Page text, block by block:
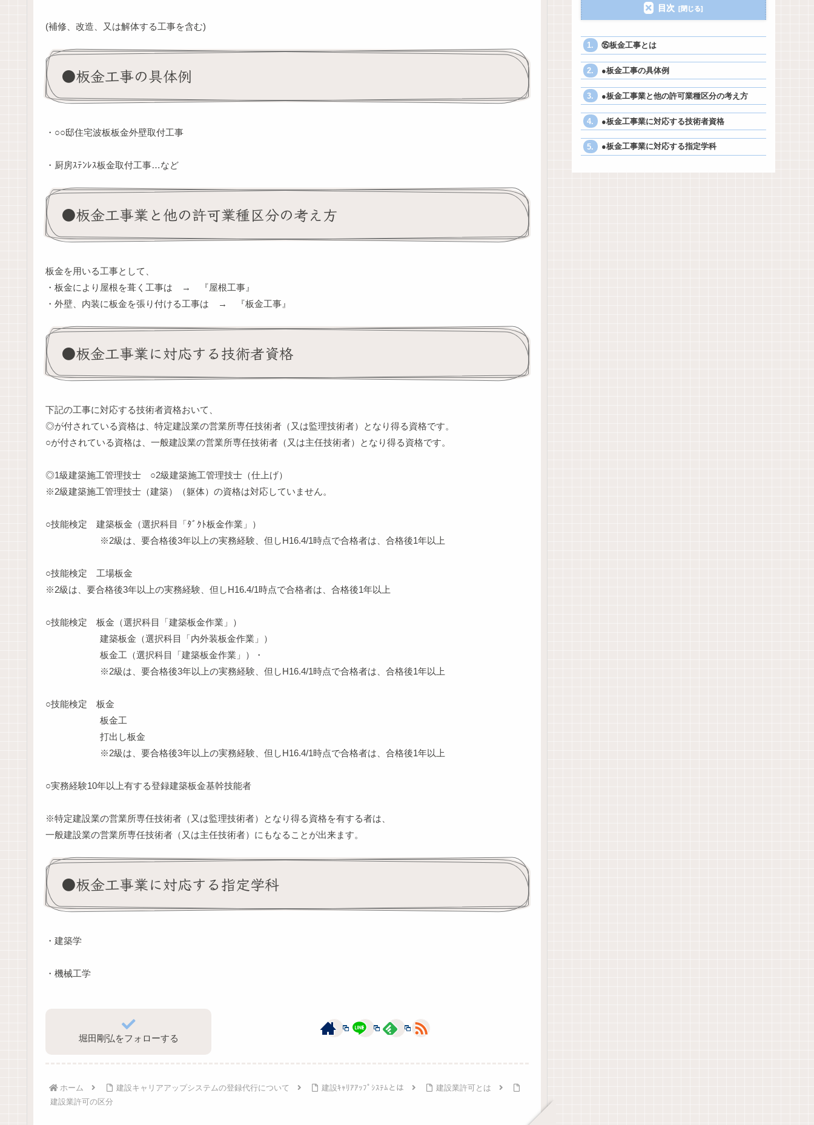
(補修、改造、又は解体する工事を含む)
●板金工事の具体例
・○○邸住宅波板板金外壁取付工事
・厨房ｽﾃﾝﾚｽ板金取付工事…など
●板金工事業と他の許可業種区分の考え方
板金を用いる工事として、
・板金により屋根を葺く工事は → 『屋根工事』
・外壁、内装に板金を張り付ける工事は → 『板金工事』
●板金工事業に対応する技術者資格
下記の工事に対応する技術者資格おいて、
◎が付されている資格は、特定建設業の営業所専任技術者（又は監理技術者）となり得る資格です。
○が付されている資格は、一般建設業の営業所専任技術者（又は主任技術者）となり得る資格です。
◎1級建築施工管理技士 ○2級建築施工管理技士（仕上げ）
※2級建築施工管理技士（建築）（躯体）の資格は対応していません。
○技能検定 建築板金（選択科目「ﾀﾞｸﾄ板金作業」）
※2級は、要合格後3年以上の実務経験、但しH16.4/1時点で合格者は、合格後1年以上
○技能検定 工場板金
※2級は、要合格後3年以上の実務経験、但しH16.4/1時点で合格者は、合格後1年以上
○技能検定 板金（選択科目「建築板金作業」）
建築板金（選択科目「内外装板金作業」）
板金工（選択科目「建築板金作業」）・
※2級は、要合格後3年以上の実務経験、但しH16.4/1時点で合格者は、合格後1年以上
○技能検定 板金
板金工
打出し板金
※2級は、要合格後3年以上の実務経験、但しH16.4/1時点で合格者は、合格後1年以上
○実務経験10年以上有する登録建築板金基幹技能者
※特定建設業の営業所専任技術者（又は監理技術者）となり得る資格を有する者は、
一般建設業の営業所専任技術者（又は主任技術者）にもなることが出来ます。
●板金工事業に対応する指定学科
・建築学
・機械工学
堀田剛弘をフォローする
ホーム 建設キャリアアップシステムの登録代行について 建設ｷｬﾘｱｱｯﾌﾟｼｽﾃﾑとは
建設業許可とは
建設業許可の区分
目次
⑮板金工事とは
●板金工事の具体例
●板金工事業と他の許可業種区分の考え方
●板金工事業に対応する技術者資格
●板金工事業に対応する指定学科